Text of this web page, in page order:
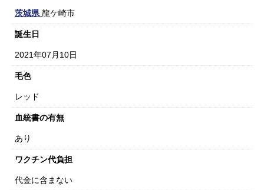
茨城県龍ケ崎市
誕生日
2021年07月10日
毛色
レッド
血統書の有無
あり
ワクチン代負担
代金に含まない